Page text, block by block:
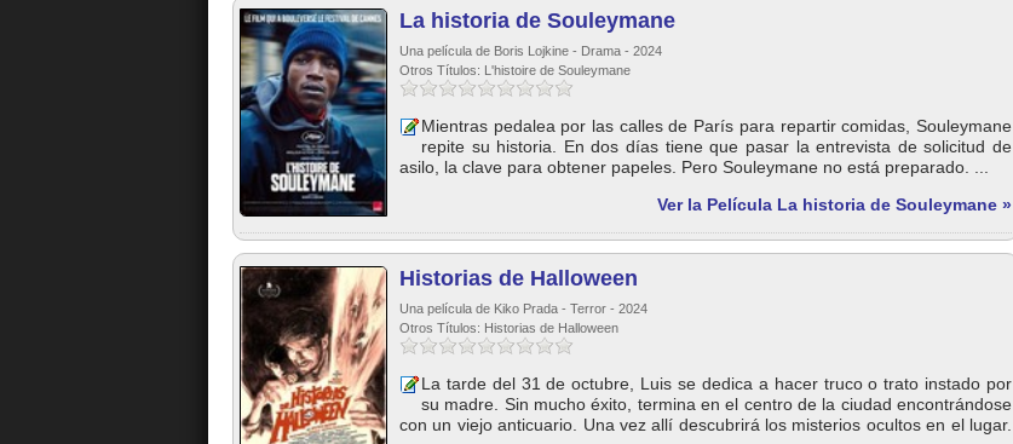
La historia de Souleymane
Una película de Boris Lojkine - Drama - 2024
Otros Títulos: L'histoire de Souleymane
Mientras pedalea por las calles de París para repartir comidas, Souleymane
repite su historia. En dos días tiene que pasar la entrevista de solicitud de
asilo, la clave para obtener papeles. Pero Souleymane no está preparado. ...
Ver la Película La historia de Souleymane »
Historias de Halloween
Una película de Kiko Prada - Terror - 2024
Otros Títulos: Historias de Halloween
La tarde del 31 de octubre, Luis se dedica a hacer truco o trato instado por
su madre. Sin mucho éxito, termina en el centro de la ciudad encontrándose
con un viejo anticuario. Una vez allí descubrirá los misterios ocultos en el lugar.